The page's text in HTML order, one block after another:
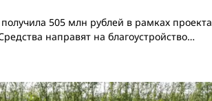
505 млн рублей в рамках проекта
направят на благоустройство…